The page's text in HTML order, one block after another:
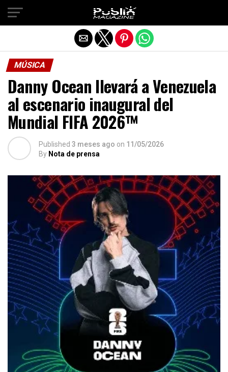
MÚSICA
Danny Ocean llevará a Venezuela
al escenario inaugural del
Mundial FIFA 2026™
Published 3 meses ago on 11/05/2026
By Nota de prensa
Salir de la versión móvil